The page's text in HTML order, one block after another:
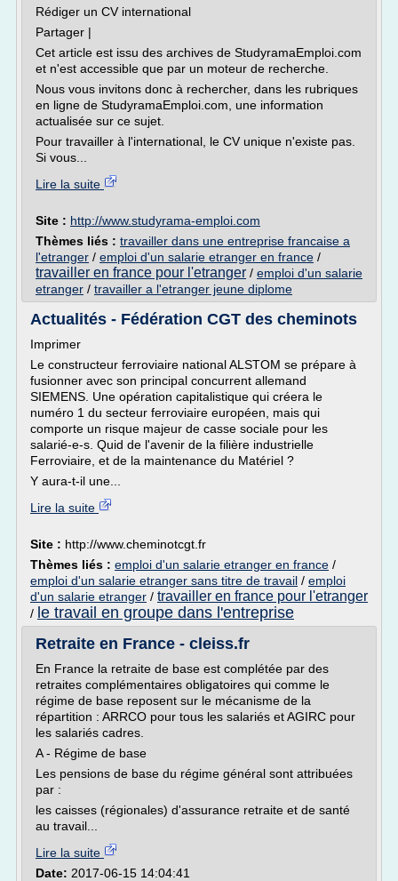
Rédiger un CV international
Partager |
Cet article est issu des archives de StudyramaEmploi.com
et n'est accessible que par un moteur de recherche.
Nous vous invitons donc à rechercher, dans les rubriques
en ligne de StudyramaEmploi.com, une information
actualisée sur ce sujet.
Pour travailler à l'international, le CV unique n'existe pas.
Si vous...
Lire la suite
Site : http://www.studyrama-emploi.com
Thèmes liés : travailler dans une entreprise francaise a
l'etranger / emploi d'un salarie etranger en france /
travailler en france pour l'etranger / emploi d'un salarie
etranger / travailler a l'etranger jeune diplome
Actualités - Fédération CGT des cheminots
Imprimer
Le constructeur ferroviaire national ALSTOM se prépare à
fusionner avec son principal concurrent allemand
SIEMENS. Une opération capitalistique qui créera le
numéro 1 du secteur ferroviaire européen, mais qui
comporte un risque majeur de casse sociale pour les
salarié-e-s. Quid de l'avenir de la filière industrielle
Ferroviaire, et de la maintenance du Matériel ?
Y aura-t-il une...
Lire la suite
Site : http://www.cheminotcgt.fr
Thèmes liés : emploi d'un salarie etranger en france /
emploi d'un salarie etranger sans titre de travail / emploi
d'un salarie etranger / travailler en france pour l'etranger
/ le travail en groupe dans l'entreprise
Retraite en France - cleiss.fr
En France la retraite de base est complétée par des
retraites complémentaires obligatoires qui comme le
régime de base reposent sur le mécanisme de la
répartition : ARRCO pour tous les salariés et AGIRC pour
les salariés cadres.
A - Régime de base
Les pensions de base du régime général sont attribuées
par :
les caisses (régionales) d'assurance retraite et de santé
au travail...
Lire la suite
Date: 2017-06-15 14:04:41